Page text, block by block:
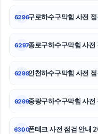
6296구로하수구막힘 사전
6297종로구하수구막힘 사
6298인천하수구막힘 사전
6299중랑구하수구막힘 사
6300폰테크 사전 점검 안내